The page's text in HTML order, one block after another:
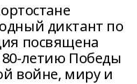
диктант по
посвящена
летию Победы
войне, миру и